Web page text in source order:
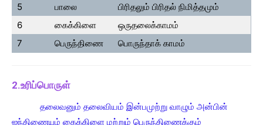
5
பாலை
பிரிதலும் பிரிதல் நிமித்தமும்
6
கைக்கிளை
ஒருதலைக்காமம்
7
பெருந்திணை பொருந்தாக் காமம்
2.உரிப்பொருள்
தலைவனும் தலைவியம் இன்பமுற்று வாழும் அன்பின்
ஐந்திணையும் கைக்கிளை மற்றும் பெருந்திணைக்கும்